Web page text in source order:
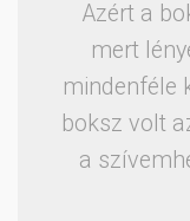
Azért a
mert
mindenféle
boksz volt
a